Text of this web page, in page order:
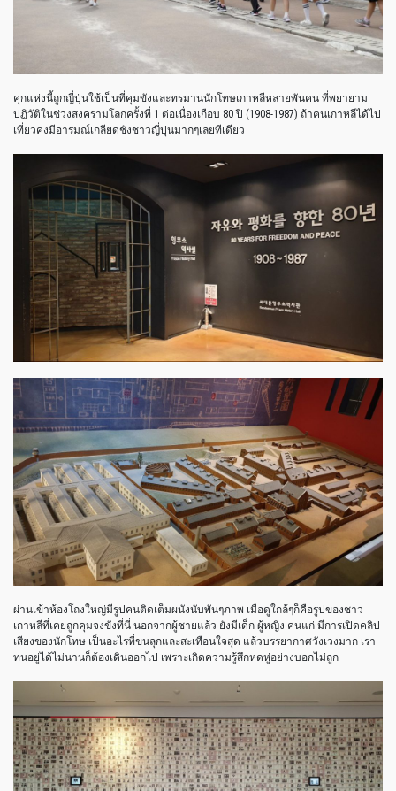
คุกแห่งนี้ถูกญี่ปุ่นใช้เป็นที่คุมขังและทรมานนักโทษเกาหลีหลายพันคน ที่พยายาม
ปฏิวัติในช่วงสงครามโลกครั้งที่ 1 ต่อเนื่องเกือบ 80 ปี (1908-1987) ถ้าคนเกาหลีได้ไป
เที่ยวคงมีอารมณ์เกลียดชังชาวญี่ปุ่นมากๆเลยทีเดียว
ผ่านเข้าห้องโถงใหญ่มีรูปคนติดเต็มผนังนับพันๆภาพ เมื่อดูใกล้ๆก็คือรูปของชาว
เกาหลีที่เคยถูกคุมจงขังที่นี่ นอกจากผู้ชายแล้ว ยังมีเด็ก ผู้หญิง คนแก่ มีการเปิดคลิป
เสียงของนักโทษ เป็นอะไรที่ขนลุกและสะเทือนใจสุด แล้วบรรยากาศวังเวงมาก เรา
ทนอยู่ได้ไม่นานก็ต้องเดินออกไป เพราะเกิดความรู้สึกหดหู่อย่างบอกไม่ถูก